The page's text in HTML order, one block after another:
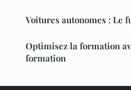
Voitures autonomes : Le
Optimisez la formation
formation